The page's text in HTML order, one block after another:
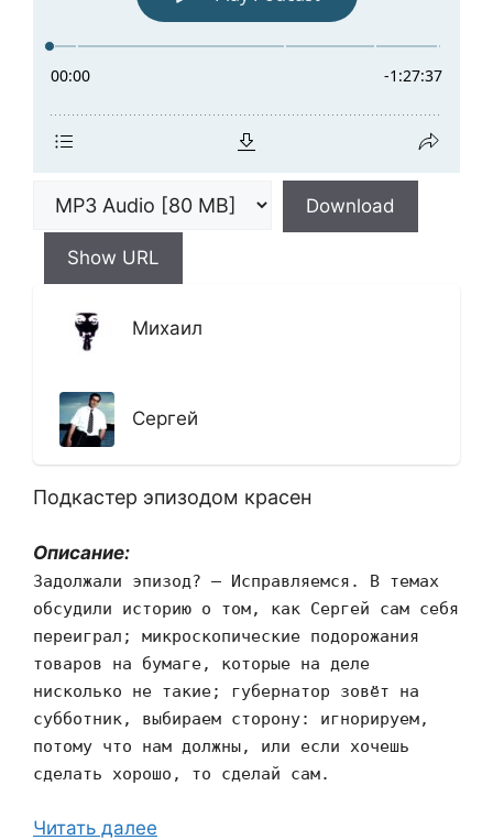
Download
Show URL
Михаил
Сергей
Подкастер эпизодом красен
Описание:
Задолжали эпизод? — Исправляемся. В темах
обсудили историю о том, как Сергей сам себя
переиграл; микроскопические подорожания
товаров на бумаге, которые на деле
нисколько не такие; губернатор зовёт на
субботник, выбираем сторону: игнорируем,
потому что нам должны, или если хочешь
сделать хорошо, то сделай сам.
Читать далее